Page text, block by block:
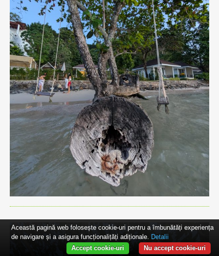
Această pagină web folosește cookie-uri pentru a îmbunătăți experiența
de navigare și a asigura funcționalițăți adiționale. Detalii
Nu accept cookie-uri
Accept cookie-uri